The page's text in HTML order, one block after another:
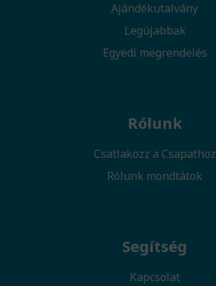
Ajándékutalvány
Legújabbak
Egyedi megrendelés
Rólunk
Csatlakozz a Csapathoz
Rólunk mondtátok
Segítség
Kapcsolat